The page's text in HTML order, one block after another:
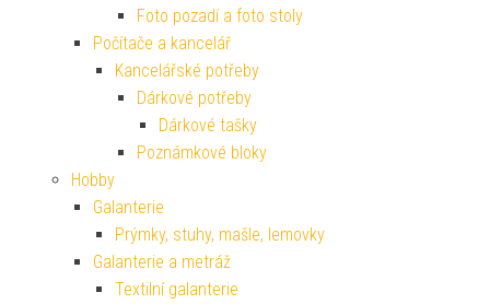
Foto pozadí a foto stoly
Počítače a kancelář
Kancelářské potřeby
Dárkové potřeby
Dárkové tašky
Poznámkové bloky
Hobby
Galanterie
Prýmky, stuhy, mašle, lemovky
Galanterie a metráž
Textilní galanterie